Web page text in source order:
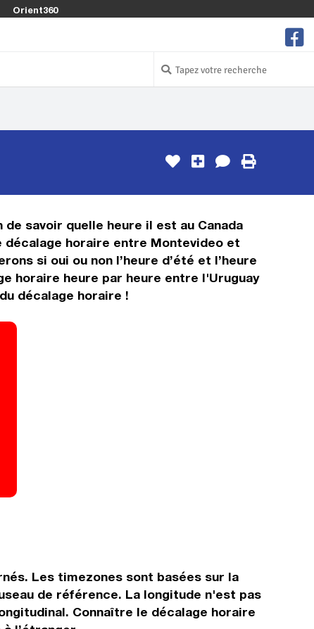
Orient360
savoir quelle heure il est au Canada
décalage horaire entre Montevideo et
si oui ou non l’heure d’été et l’heure
horaire heure par heure entre l'Uruguay
décalage horaire !
Les timezones sont basées sur la
de référence. La longitude n'est pas
Connaître le décalage horaire